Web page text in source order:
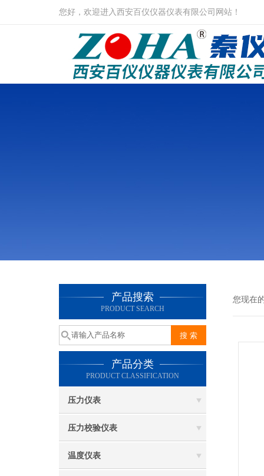
您好，欢迎进入西安百仪仪器仪表有限公司网站！
产品搜索
PRODUCT SEARCH
产品分类
PRODUCT CLASSIFICATION
压力仪表
压力校验仪表
温度仪表
您现在